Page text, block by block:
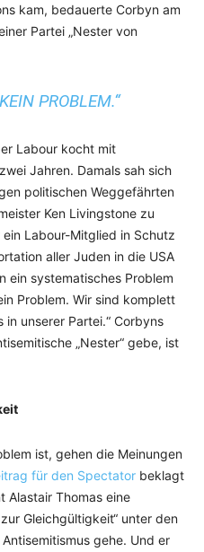
kam, bedauerte Corbyn am
Partei „Nester von
PROBLEM.“
Labour kocht mit
Jahren. Damals sah sich
politischen Weggefährten
Ken Livingstone zu
Labour-Mitglied in Schutz
aller Juden in die USA
ein systematisches Problem
Problem. Wir sind komplett
unserer Partei.“ Corbyns
„Nester“ gebe, ist
ist, gehen die Meinungen
für den Spectator beklagt
Alastair Thomas eine
Gleichgültigkeit“ unter den
gehe. Und er